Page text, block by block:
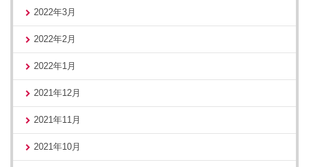
2022年3月
2022年2月
2022年1月
2021年12月
2021年11月
2021年10月